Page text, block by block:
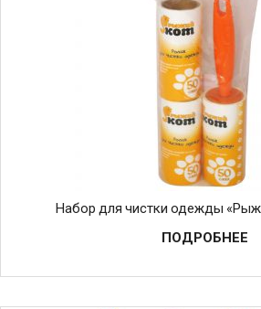
Набор для чистки одежды
ПОДРОБНЕЕ